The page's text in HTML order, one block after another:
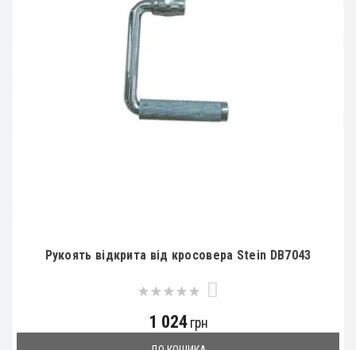
Рукоять відкрита від кросовера Stein DB7043
1 024 грн